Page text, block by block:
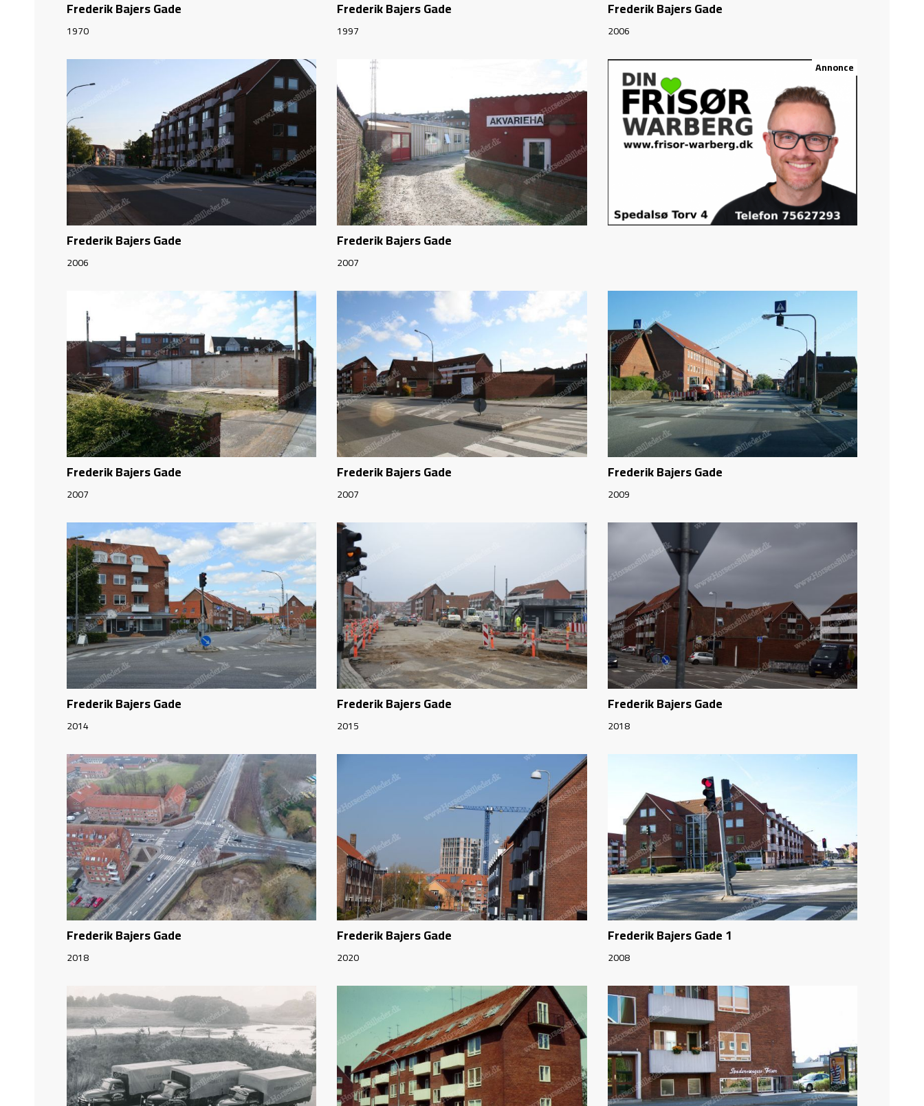
Frederik Bajers Gade
1970
Frederik Bajers Gade
1997
Frederik Bajers Gade
2006
Frederik Bajers Gade
2006
Frederik Bajers Gade
2007
Annonce
Frederik Bajers Gade
2007
Frederik Bajers Gade
2007
Frederik Bajers Gade
2009
Frederik Bajers Gade
2014
Frederik Bajers Gade
2015
Frederik Bajers Gade
2018
Frederik Bajers Gade
2018
Frederik Bajers Gade
2020
Frederik Bajers Gade 1
2008